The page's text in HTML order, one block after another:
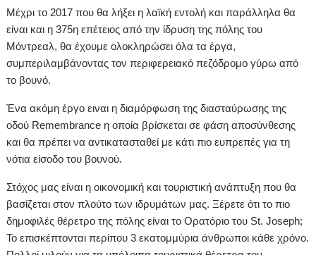
Μέχρι το 2017 που θα λήξει η λαϊκή εντολή και παράλληλα θα
είναι και η 375η επέτειος από την ίδρυση της πόλης του
Μόντρεαλ, θα έχουμε ολοκληρώσει όλα τα έργα,
συμπεριλαμβάνοντας τον περιφερειακό πεζόδρομο γύρω από
το βουνό.
Ένα ακόμη έργο ειναι η διαμόρφωση της διασταύρωσης της
οδού Remembrance η οποία βρίσκεται σε φάση αποσύνθεσης
και θα πρέπει να αντικατασταθεί με κάτι πιο ευπρεπές για τη
νότια είσοδο του βουνού.
Στόχος μας είναι η οικονομική και τουριστική ανάπτυξη που θα
βασίζεται στον πλούτο των ιδρυμάτων μας. Ξέρετε ότι το πιο
δημοφιλές θέρετρο της πόλης είναι το Ορατόριο του St. Joseph;
Το επισκέπτονται περίπου 3 εκατομμύρια άνθρωποι κάθε χρόνο.